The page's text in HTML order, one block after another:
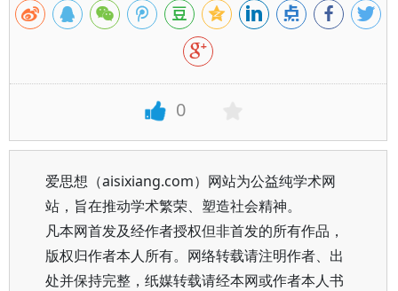
0
爱思想（aisixiang.com）网站为公益纯学术网
站，旨在推动学术繁荣、塑造社会精神。
凡本网首发及经作者授权但非首发的所有作品，
版权归作者本人所有。网络转载请注明作者、出
处并保持完整，纸媒转载请经本网或作者本人书